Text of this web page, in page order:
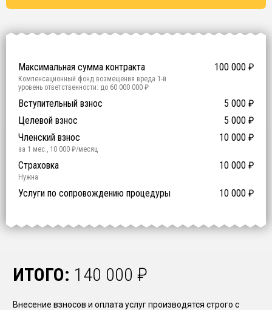
Сертификаты
Максимальная сумма контракта
100 000 ₽
Компенсационный фонд возмещения вреда 1 -й
уровень ответственности: до 60 000 000 ₽
Участие в гос. тендерах и аукционах 0 ₽
Компенсационный фонд договорных обязательств
й уровень ответственности:
Вступительный взнос 5 000 ₽
Целевой взнос
5 000 ₽
Членский взнос
10 000 ₽
за 1 мес., 10 000 ₽/месяц
Предоставление специалистов НРС 0 ₽
0₽ за человека
Сертификат ISO 9001 14 500 ₽
ISO 9001
Сертификат ISO 14001 14 500 ₽
ISO 14001
Сертификат OHSAS 18001 14 500 ₽
OHSAS 18001
Страховка 10 000 ₽
Нужна
Услуги по сопровождению процедуры 10 000 ₽
ИТОГО: 140 000 ₽
Внесение взносов и оплата услуг производятся строго с